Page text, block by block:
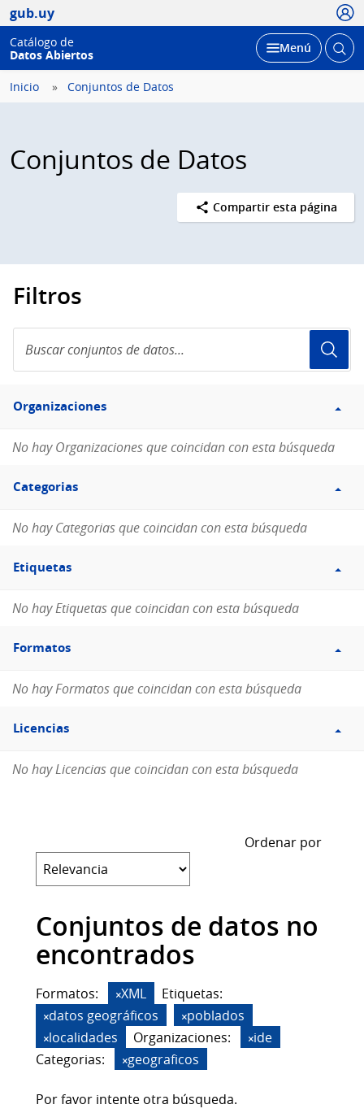
gub.uy
Catálogo de
Datos Abiertos
Desplegar
Menú Abrir
Inicio Conjuntos de Datos
Conjuntos de Datos
Compartir esta página
Filtros
conjuntos
de
Filtro
Organizaciones
Organizaciones
No hay Organizaciones que coincidan con esta búsqueda
Filtro
Categorias
Categorias
No hay Categorias que coincidan con esta búsqueda
Filtro
Etiquetas
Etiquetas
No hay Etiquetas que coincidan con esta búsqueda
Filtro
Formatos
Formatos
No hay Formatos que coincidan con esta búsqueda
Filtro
Licencias
Licencias
No hay Licencias que coincidan con esta búsqueda
Ordenar por
Conjuntos de datos no
encontrados
Formatos: XML
Etiquetas:
datos geográficos
poblados
localidades
Organizaciones:
ide
Categorias:
geograficos
Por favor intente otra búsqueda.